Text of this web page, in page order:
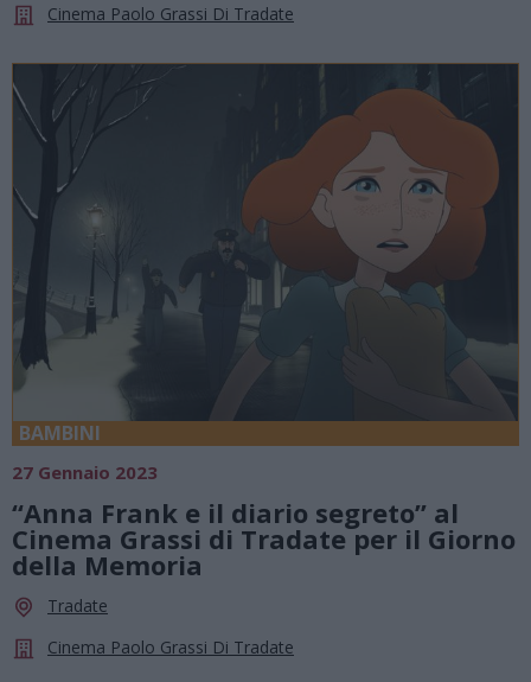
Cinema Paolo Grassi Di Tradate
BAMBINI
27 Gennaio 2023
“Anna Frank e il diario segreto” al
Cinema Grassi di Tradate per il Giorno
della Memoria
Tradate
Cinema Paolo Grassi Di Tradate